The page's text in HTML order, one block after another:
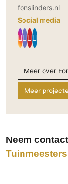
Wijnkelder en
fonslinders.nl
Social media
Meer over
Meer
Neem
Tuinmeesters